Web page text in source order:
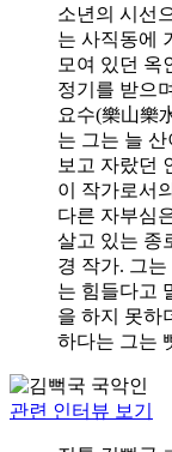
소년의 시선
는 사직동에
모여 있던 옥
정기를 받으
요수(樂山樂
는 그는 늘
보고 자랐던
이 작가로서
다른 자부심
살고 있는 종
경 작가. 그
는 힘들다고
을 하지 못하
하다는 그는
관련 인터뷰 보기